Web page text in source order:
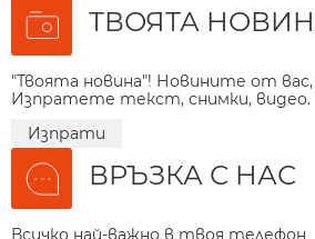
ТВОЯТА
"Твоята новина"! Новините от
Изпратете текст, снимки, видео.
Изпрати
ВРЪЗКА С НАС
Всичко най-важно в твоя телефон